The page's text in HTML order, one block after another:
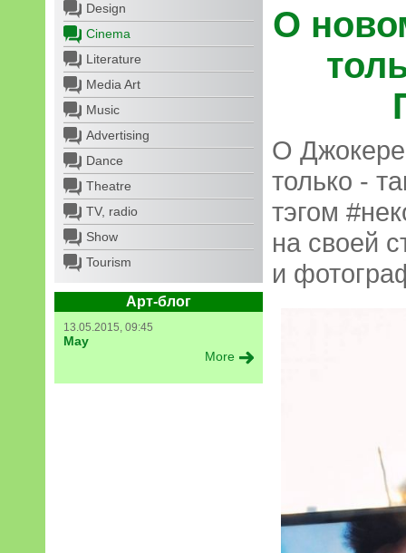
Design
Cinema
Literature
Media Art
Music
Advertising
Dance
Theatre
TV, radio
Show
Tourism
Арт-блог
13.05.2015, 09:45
May
More
О
О
только -
тэгом
на своей
и